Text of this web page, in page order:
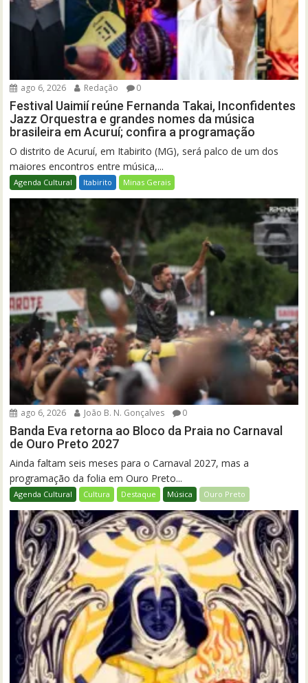
ago 6, 2026 Redação 0
Festival Uaimií reúne Fernanda Takai, Inconfidentes
Jazz Orquestra e grandes nomes da música
brasileira em Acuruí; confira a programação
O distrito de Acuruí, em Itabirito (MG), será palco de um dos
maiores encontros entre música,...
Agenda Cultural Itabirito Minas Gerais
ago 6, 2026 João B. N. Gonçalves 0
Banda Eva retorna ao Bloco da Praia no Carnaval
de Ouro Preto 2027
Ainda faltam seis meses para o Carnaval 2027, mas a
programação da folia em Ouro Preto...
Agenda Cultural Cultura Destaque Música Ouro Preto